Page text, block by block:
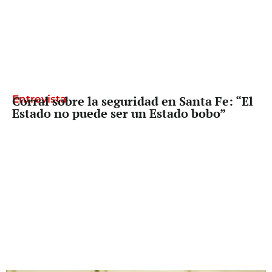
Entrevista
Corral sobre la seguridad en Santa Fe: “El
Estado no puede ser un Estado bobo”